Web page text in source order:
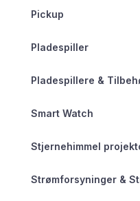
Pickup
Pladespiller
Pladespillere &
Smart Watch
Stjernehimmel
Strømforsyninger &